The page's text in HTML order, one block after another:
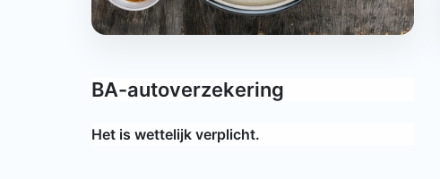
BA-autoverzekering
Het is wettelijk verplicht.